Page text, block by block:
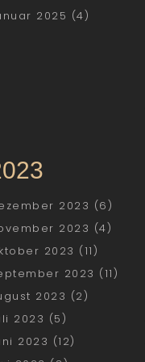
2025 (4)
2023 (6)
2023 (4)
2023 (11)
2023 (11)
2023 (2)
2023 (5)
2023 (12)